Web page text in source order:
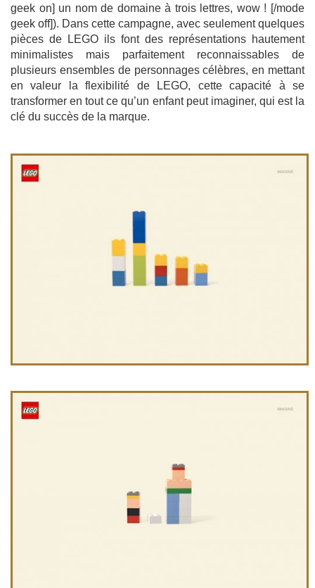
geek on] un nom de domaine à trois lettres, wow ! [/mode
geek off]). Dans cette campagne, avec seulement quelques
pièces de LEGO ils font des représentations hautement
minimalistes mais parfaitement reconnaissables de
plusieurs ensembles de personnages célèbres, en mettant
en valeur la flexibilité de LEGO, cette capacité à se
transformer en tout ce qu’un enfant peut imaginer, qui est la
clé du succès de la marque.